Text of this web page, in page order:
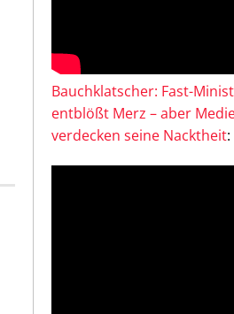
Bauchklatscher: Fast-
entblößt Merz – aber
verdecken seine Nacktheit: